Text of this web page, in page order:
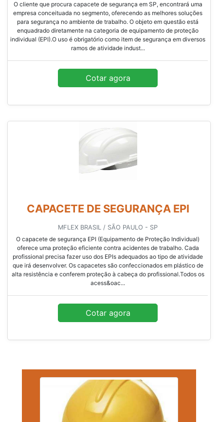
O cliente que procura capacete de segurança em SP, encontrará uma
empresa conceituada no segmento, oferecendo as melhores soluções
para segurança no ambiente de trabalho. O objeto em questão está
enquadrado diretamente na categoria de equipamento de proteção
individual (EPI).O uso é obrigatório como item de segurança em diversos
ramos de atividade indust...
Cotar agora
CAPACETE DE SEGURANÇA EPI
MFLEX BRASIL / SÃO PAULO - SP
O capacete de segurança EPI (Equipamento de Proteção Individual)
oferece uma proteção eficiente contra acidentes de trabalho. Cada
profissional precisa fazer uso dos EPIs adequados ao tipo de atividade
que irá desenvolver. Os capacetes são confeccionados em plástico de
alta resistência e conferem proteção à cabeça do profissional.Todos os
acess&oac...
Cotar agora